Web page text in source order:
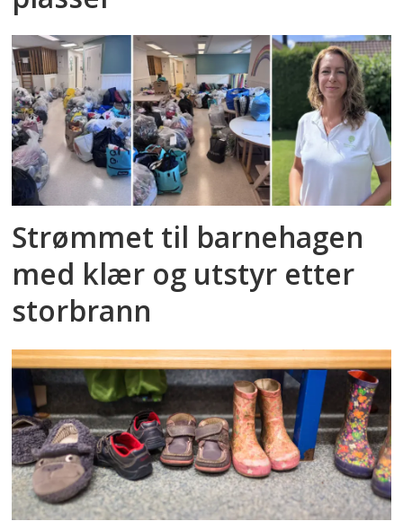
Strømmet til barnehagen
med klær og utstyr etter
storbrann